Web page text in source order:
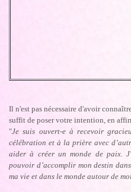
Il n'est pas nécessaire d'avoir
suffit de poser votre intention, en
"Je suis ouvert-e à recevoir
célébration et à la prière avec
aider à créer un monde de paix.
pouvoir d’accomplir mon destin
ma vie et dans le monde autour de moi